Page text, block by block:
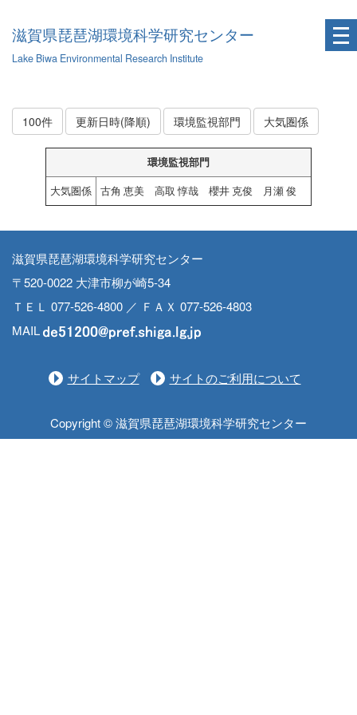
滋賀県琵琶湖環境科学研究センター
Lake Biwa Environmental Research Institute
100件 更新日時(降順) 環境監視部門 大気圏係
環境監視部門
大気圏係
古角 恵美 高取 惇哉 櫻井 克俊 月瀬 俊
滋賀県琵琶湖環境科学研究センター
〒520-0022 大津市柳が崎5-34
ＴＥＬ 077-526-4800 ／ ＦＡＸ 077-526-4803
MAIL
サイトマップ サイトのご利用について
Copyright © 滋賀県琵琶湖環境科学研究センター